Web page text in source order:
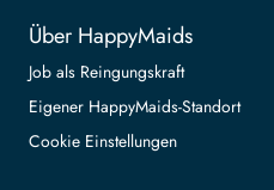
Über HappyMaids
Job als Reingungskraft
Eigener HappyMaids-Standort
Cookie Einstellungen